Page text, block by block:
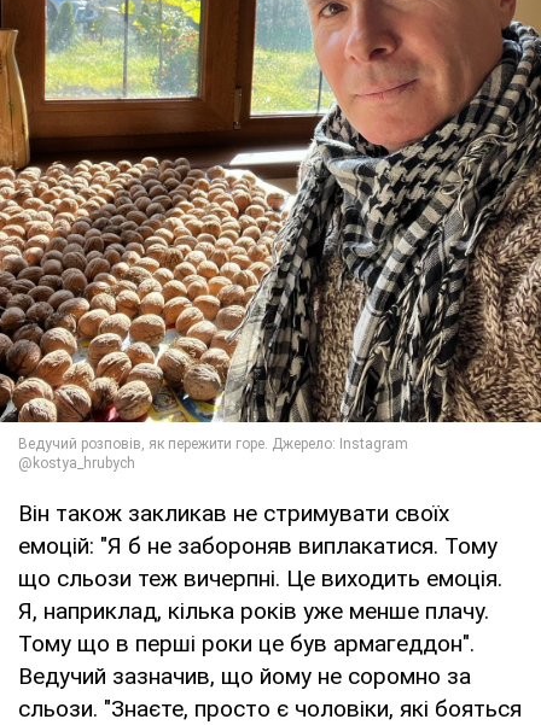
Він також закликав не стримувати своїх
емоцій: "Я б не забороняв виплакатися. Тому
що сльози теж вичерпні. Це виходить емоція.
Я, наприклад, кілька років уже менше плачу.
Тому що в перші роки це був армагеддон".
Ведучий зазначив, що йому не соромно за
сльози. "Знаєте, просто є чоловіки, які бояться